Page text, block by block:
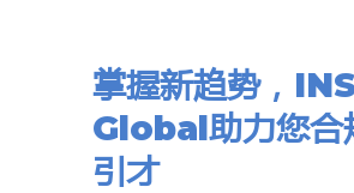
掌握新趋势，
Global助力您合
引才